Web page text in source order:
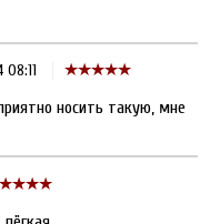
08:11
носить такую, мне